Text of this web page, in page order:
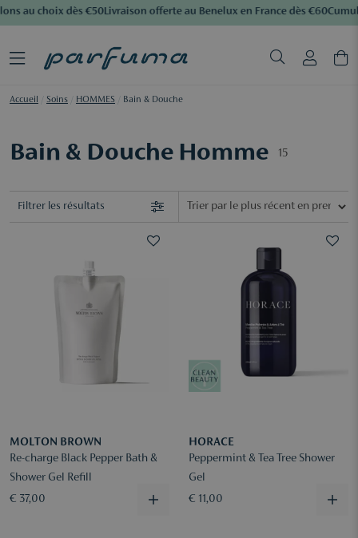
au choix dès €50Livraison offerte au Benelux en France dès €60
Accueil Soins HOMMES Bain & Douche
Bain & Douche Homme 15
Filtrer les résultats
MOLTON BROWN
Re-charge Black Pepper Bath &
Shower Gel Refill
€ 37,00
HORACE
Peppermint & Tea Tree Shower
Gel
€ 11,00